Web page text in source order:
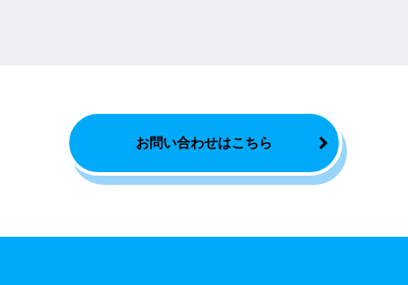
お問い合わせはこちら